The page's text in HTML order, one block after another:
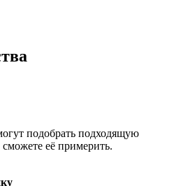
подобрать подходящую
её примерить.